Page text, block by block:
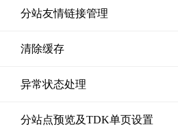
分站友情链接管理
清除缓存
异常状态处理
分站点预览及TDK单页设置